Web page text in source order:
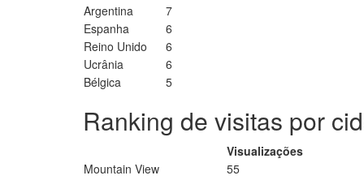
Argentina
7
Espanha
6
Reino Unido
6
Ucrânia
6
Bélgica
5
Ranking de visitas por
Visualizações
Mountain View
55